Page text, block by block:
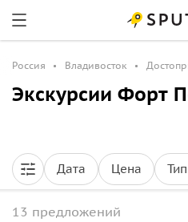
Россия Владивосток
Экскурсии Форт
Дата Цена
13 предложений